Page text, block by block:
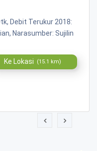
Debit Terukur 2018:
Narasumber: Sujilin
Ke Lokasi (15.1 km)